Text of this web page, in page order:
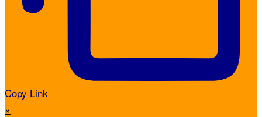
Copy Link
×